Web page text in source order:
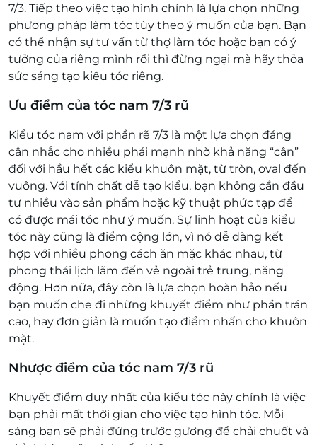
7/3. Tiếp theo việc tạo hình chính là lựa chọn những
phương pháp làm tóc tùy theo ý muốn của bạn. Bạn
có thể nhận sự tư vấn từ thợ làm tóc hoặc bạn có ý
tưởng của riêng mình rồi thì đừng ngại mà hãy thỏa
sức sáng tạo kiểu tóc riêng.
Ưu điểm của tóc nam 7/3 rũ
Kiểu tóc nam với phần rẽ 7/3 là một lựa chọn đáng
cân nhắc cho nhiều phái mạnh nhờ khả năng “cân”
đối với hầu hết các kiểu khuôn mặt, từ tròn, oval đến
vuông. Với tính chất dễ tạo kiểu, bạn không cần đầu
tư nhiều vào sản phẩm hoặc kỹ thuật phức tạp để
có được mái tóc như ý muốn. Sự linh hoạt của kiểu
tóc này cũng là điểm cộng lớn, vì nó dễ dàng kết
hợp với nhiều phong cách ăn mặc khác nhau, từ
phong thái lịch lãm đến vẻ ngoài trẻ trung, năng
động. Hơn nữa, đây còn là lựa chọn hoàn hảo nếu
bạn muốn che đi những khuyết điểm như phần trán
cao, hay đơn giản là muốn tạo điểm nhấn cho khuôn
mặt.
Nhược điểm của tóc nam 7/3 rũ
Khuyết điểm duy nhất của kiểu tóc này chính là việc
bạn phải mất thời gian cho việc tạo hình tóc. Mỗi
sáng bạn sẽ phải đứng trước gương để chải chuốt và